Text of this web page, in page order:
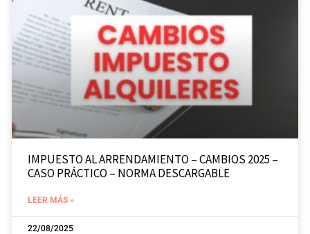
IMPUESTO AL ARRENDAMIENTO – CAMBIOS 2025 –
CASO PRÁCTICO – NORMA DESCARGABLE
LEER MÁS »
22/08/2025